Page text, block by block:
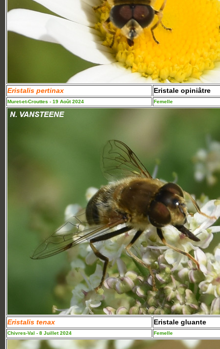
Eristalis pertinax Eristale opiniâtre
Muret-et-Crouttes - 19 Août 2024 Femelle
Eristalis tenax Eristale gluante
Chivres-Val - 8 Juillet 2024 Femelle